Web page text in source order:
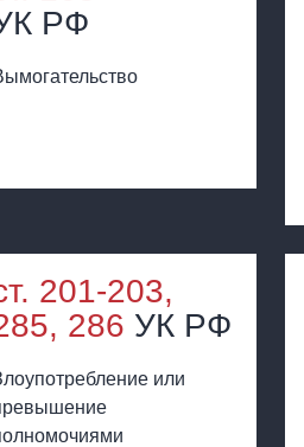
РФ
201-203,
286 УК РФ
или